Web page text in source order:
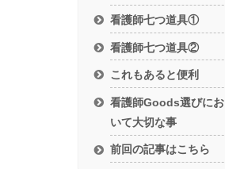
看護師七つ道具①
看護師七つ道具②
これもあると便利
看護師Goods選びにお
いて大切な事
前回の記事はこちら